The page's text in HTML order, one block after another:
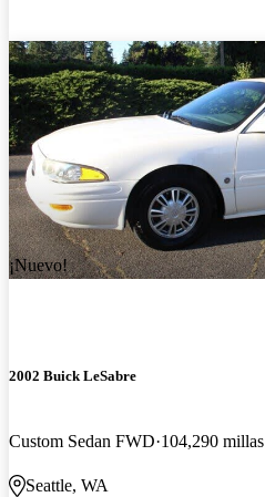
¡Nuevo!
2002 Buick LeSabre
Custom Sedan FWD 104,290 millas
Seattle, WA